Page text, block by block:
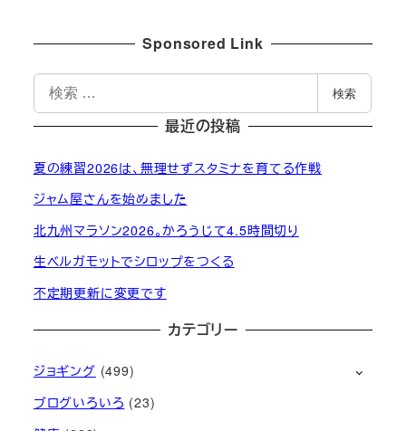
Sponsored Link
索
検索
最近の投稿
夏の練習2026は、無理せずスタミナを育てる作戦
ジャム屋さんを始めました
北九州マラソン2026。かろうじて4.5時間切り
生ベルガモットでシロップをつくる
不定期更新に変更です
カテゴリー
ジョギング (499)
ブログいろいろ (23)